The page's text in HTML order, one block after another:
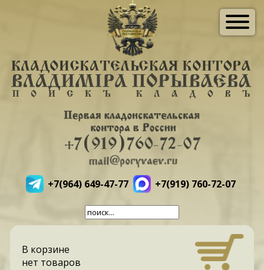
+7(964) 649-47-77 +7(919) 760-72-07
В корзине
нет товаров